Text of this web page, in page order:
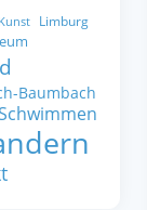
Kunst Limburg
Baumbach